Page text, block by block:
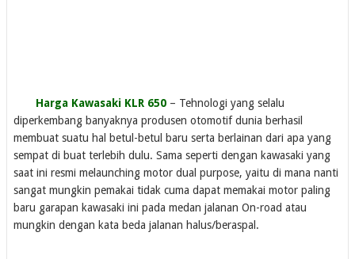
Harga Kawasaki KLR 650 – Tehnologi yang selalu
diperkembang banyaknya produsen otomotif dunia berhasil
membuat suatu hal betul-betul baru serta berlainan dari apa yang
sempat di buat terlebih dulu. Sama seperti dengan kawasaki yang
saat ini resmi melaunching motor dual purpose, yaitu di mana nanti
sangat mungkin pemakai tidak cuma dapat memakai motor paling
baru garapan kawasaki ini pada medan jalanan On-road atau
mungkin dengan kata beda jalanan halus/beraspal.